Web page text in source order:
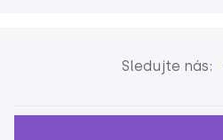
Sledujte nás: